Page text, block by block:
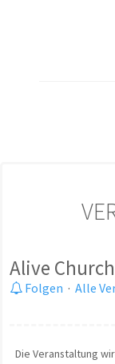
Alive Church
Folgen · Alle
Die Veranstaltung